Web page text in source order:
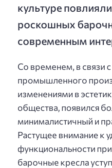
культуре
роскошных
современным
Со временем, в связи
промышленного
изменениями в
общества, появился
минималистичный и
Растущее внимание к
функциональности
барочные кресла